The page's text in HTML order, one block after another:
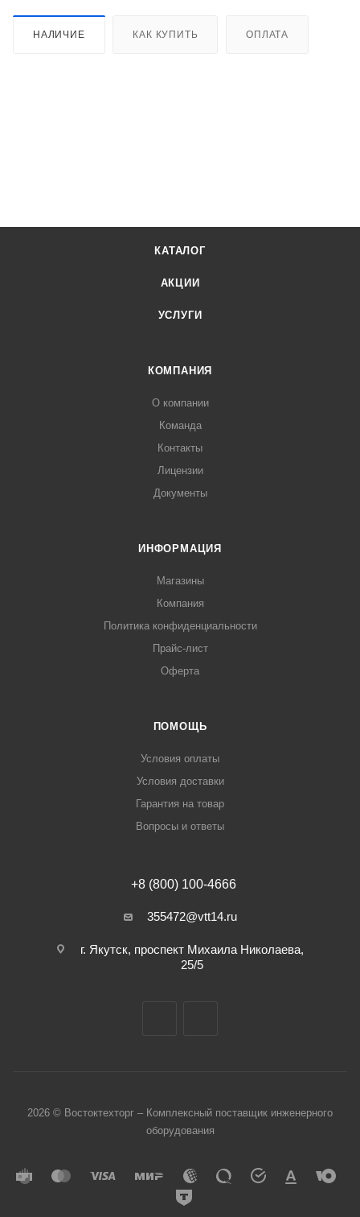
НАЛИЧИЕ КАК КУПИТЬ ОПЛАТА
КАТАЛОГ
АКЦИИ
УСЛУГИ
КОМПАНИЯ
О компании
Команда
Контакты
Лицензии
Документы
ИНФОРМАЦИЯ
Магазины
Компания
Политика конфиденциальности
Прайс-лист
Оферта
ПОМОЩЬ
Условия оплаты
Условия доставки
Гарантия на товар
Вопросы и ответы
+8 (800) 100-4666
355472@vtt14.ru
г. Якутск, проспект Михаила Николаева,
25/5
2026 © Востоктехторг – Комплексный поставщик инженерного
оборудования